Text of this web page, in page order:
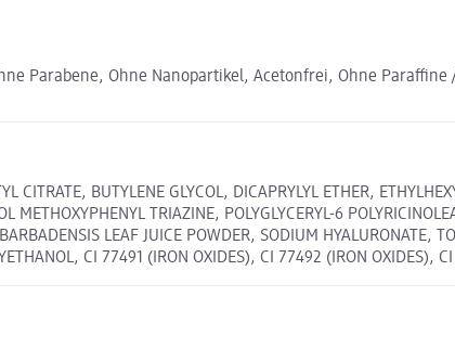
Parabene, Ohne Nanopartikel, Acetonfrei, Ohne
CITRATE, BUTYLENE GLYCOL, DICAPRYLYL ETHER,
METHOXYPHENYL TRIAZINE, POLYGLYCERYL-6
LEAF JUICE POWDER, SODIUM HYALURONATE,
CI 77491 (IRON OXIDES), CI 77492 (IRON